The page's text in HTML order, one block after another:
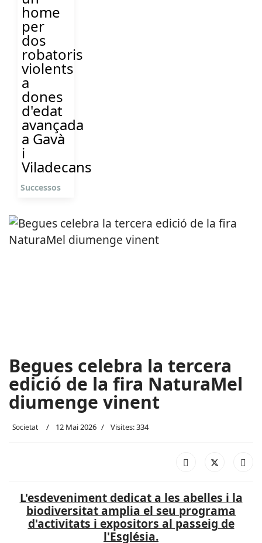
home
per
dos
robatoris
violents
a
dones
d'edat
avançada
a Gavà
i
Viladecans
Successos
Begues celebra la tercera
edició de la fira NaturaMel
diumenge vinent
Societat 12 Mai 2026 Visites: 334
L'esdeveniment dedicat a les abelles i la
biodiversitat amplia el seu programa
d'activitats i expositors al passeig de
l'Església.